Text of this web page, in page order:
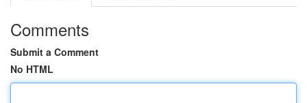
Comments
Submit a Comment
No HTML